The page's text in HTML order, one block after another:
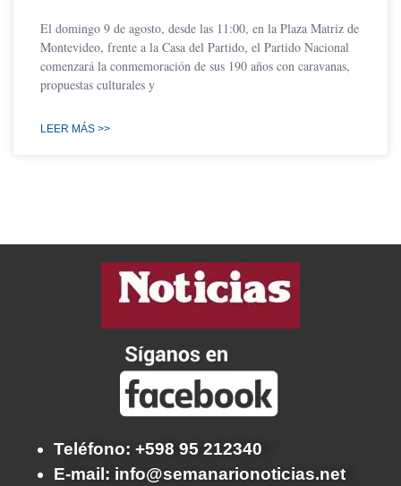
El domingo 9 de agosto, desde las 11:00, en la Plaza Matriz de
Montevideo, frente a la Casa del Partido, el Partido Nacional
comenzará la conmemoración de sus 190 años con caravanas,
propuestas culturales y
LEER MÁS >>
Teléfono: +598 95 212340
E-mail: info@semanarionoticias.net